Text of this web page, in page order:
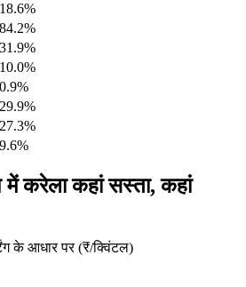
करेला कहां सस्ता, कहां
के आधार पर (₹/क्विंटल)